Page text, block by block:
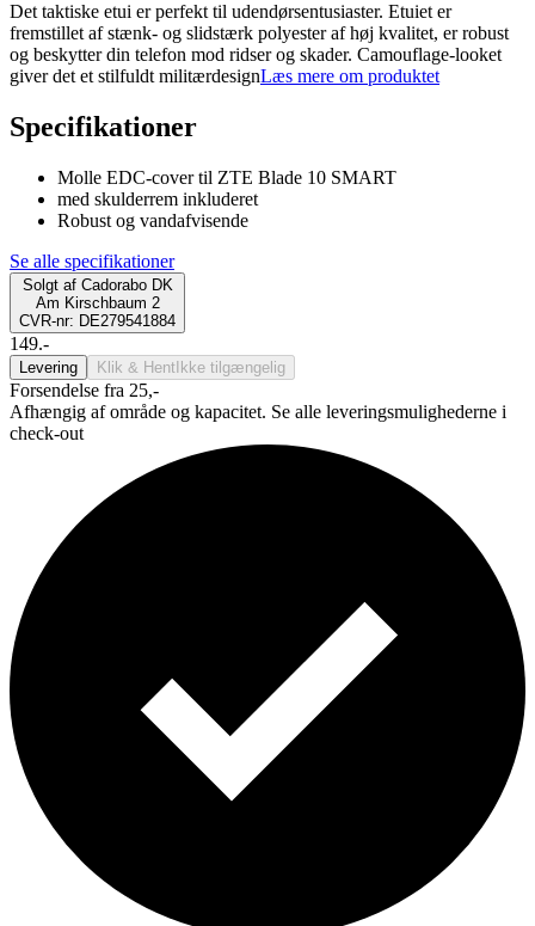
Det taktiske etui er perfekt til udendørsentusiaster. Etuiet er
fremstillet af stænk- og slidstærk polyester af høj kvalitet, er robust
og beskytter din telefon mod ridser og skader. Camouflage-looket
giver det et stilfuldt militærdesignLæs mere om produktet
Specifikationer
Molle EDC-cover til ZTE Blade 10 SMART
med skulderrem inkluderet
Robust og vandafvisende
Se alle specifikationer
Solgt af Cadorabo DK
Am Kirschbaum 2
CVR-nr: DE279541884
149.-
Levering Klik & Hent Ikke tilgængelig
Forsendelse fra 25,-
Afhængig af område og kapacitet. Se alle leveringsmulighederne i
check-out